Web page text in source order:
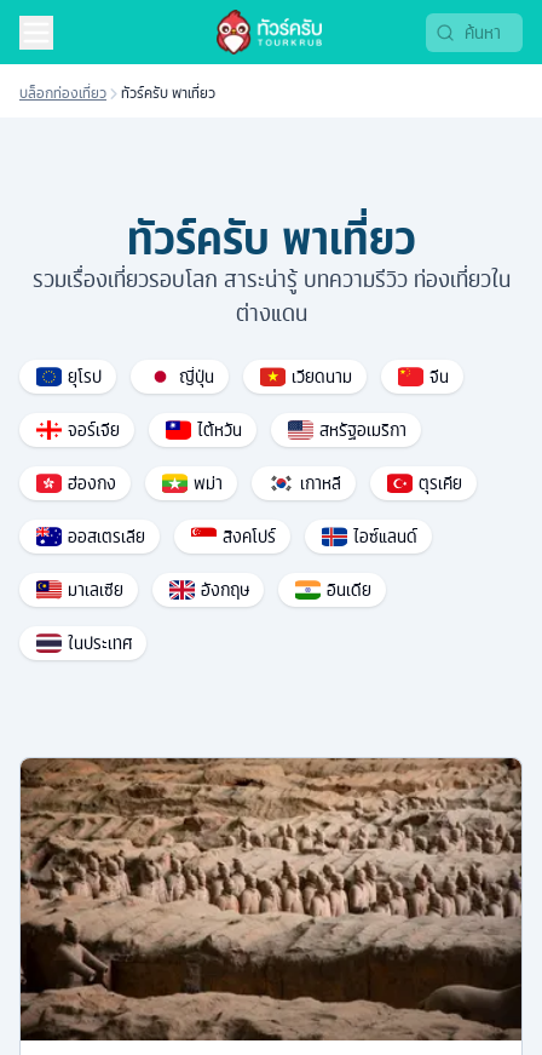
บล็อกท่องเที่ยว ทัวร์ครับ พาเที่ยว
ทัวร์ครับ พาเที่ยว
รวมเรื่องเที่ยวรอบโลก สาระน่ารู้ บทความรีวิว ท่องเที่ยวใน
ต่างแดน
ยุโรป ญี่ปุ่น เวียดนาม
จีน
จอร์เจีย
ไต้หวัน
สหรัฐอเมริกา
ฮ่องกง
พม่า เกาหลี
ตุรเคีย
ออสเตรเลีย
สิงคโปร์
ไอซ์แลนด์
มาเลเซีย
อังกฤษ
อินเดีย
ในประเทศ